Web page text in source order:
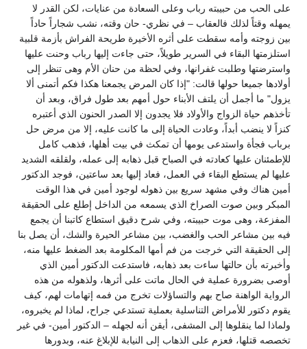
على الحب من حبيبته رباب وعلى السعادة من عنايات، لكن القدر لا
يمهله وقتاً لذلك فالعقاب – في نظري- حان وقته، نشب شجاراً حاداً
بين زوجته وأمه سقطت على أثره الأخيرة طريحة الفراش بأزمة قلبية
استلزمتها البقاء في السرير طويلاً، حتى جاءت إليها رباب وحنت عليها
واسترضتها وطلبت غفرانها، وفي لحظة من حنان الأم وهى تنظر إلى
أولادها جميعا حولها قالت: "إذا كان المرض يجمعنا هكذا فكم أتمنى ألا
يزول" ما أجمل أن يلتف الأبناء حول أمهم بعد طول فراق، وبعد أن
تأخذهم حياة الزواج والأولاد فلا يجدون إلا الصدر الحنون الذي أعتبره
كنزاً لا ينضب أبداً، وعادت الحياة إلى ما كانت عليه، إلا من مرض حل
برباب فجأة واستدعى يومها أن تمكث في بيت أهلها، فذهب كامل
للإطمئنان عليها كعادته في الصباح قبل ذهابه إلى عمله، ولقلقه الشديد
عليها لم يستطع البقاء في العمل، فعاد إليها بعد ساعتين، فوجد الدكتور
أمين هناك وفي مشهد سريع بين ذهوله لوجود أمين في هذا الوقت
المبكر وبين صوت الصراخ الذي يسمعه من الداخل إطلع على الحقيقة
المفزعة، وهى موت حبيبته، وفي شرح دقيق استطاع كاتبنا أن يجمع
فيه بين مشاعر الحب والغضب، بين مشاعر الحيرة والشك، أن يصل بنا
إلى الحقيقة التي خرجت من فم أمها المكلومة بعد الضغط عليها منه،
وأخبرته بأن حالتها ساءت بعد ذهابه، فاستدعت الدكتور أمين الذي
أوصى بضرورة عملية في الحال ماتت على أثرها، ولذهوله من هذه
الرواية الواهنة صاح بهم والتساؤلات تخرج من فمه إتهامات لهم، كيف
يقوم دكتور للأمراض التناسلية بعملية تستدعي جراح، لماذا لم يخبروه،
ولماذا لما ينقلوها إلى المشفى، أيقن أنه لجهله – الدكتور أمين- في غير
تخصصه قتلها، فعزم على الذهاب إلى النيابة للإبلاغ عنه، وبدورها